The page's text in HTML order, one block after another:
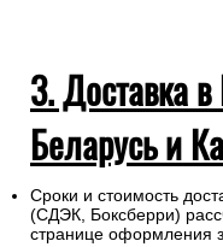
3. Доставка
Беларусь и
Сроки и стоимость
(СДЭК, Боксберри)
странице оформления